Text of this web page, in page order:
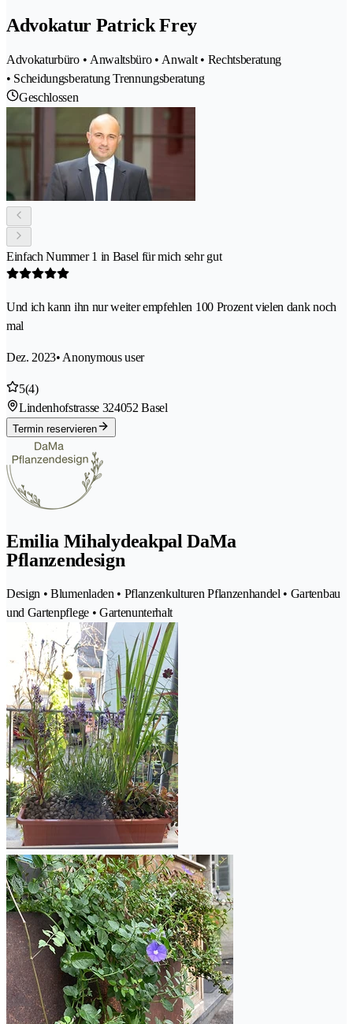
Advokatur Patrick Frey
Advokaturbüro • Anwaltsbüro • Anwalt • Rechtsberatung
• Scheidungsberatung Trennungsberatung
Geschlossen
Einfach Nummer 1 in Basel für mich sehr gut
Und ich kann ihn nur weiter empfehlen 100 Prozent vielen dank noch
mal
Dez. 2023• Anonymous user
5(4)
Lindenhofstrasse 324052 Basel
Termin reservieren
Emilia Mihalydeakpal DaMa
Pflanzendesign
Design • Blumenladen • Pflanzenkulturen Pflanzenhandel • Gartenbau
und Gartenpflege • Gartenunterhalt